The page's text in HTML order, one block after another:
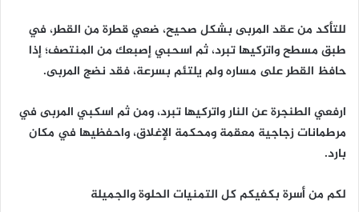
للتأكد من عقد المربى بشكل صحيح، ضعي قطرة من القطر، في
طبق مسطح واتركيها تبرد، ثم اسحبي إصبعك من المنتصف؛ إذا
حافظ القطر على مساره ولم يلتئم بسرعة، فقد نضج المربى.
ارفعي الطنجرة عن النار واتركيها تبرد، ومن ثم اسكبي المربى في
مرطمانات زجاجية معقمة ومحكمة الإغلاق، واحفظيها في مكان
بارد.
لكم من أسرة بكفيكم كل التمنيات الحلوة والجميلة